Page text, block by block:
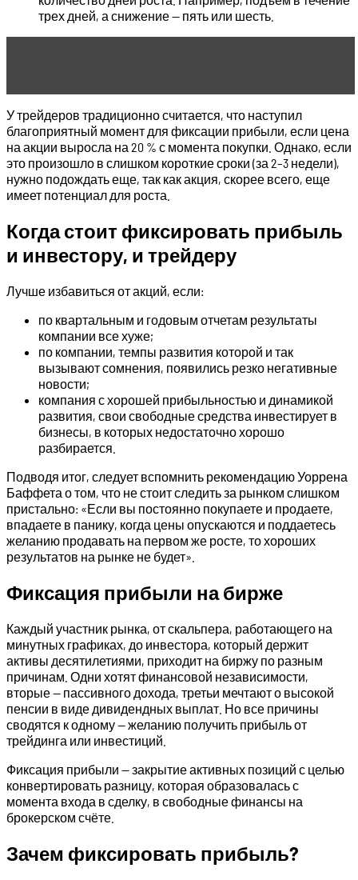
трех дней, а снижение — пять или шесть.
У трейдеров традиционно считается, что наступил
благоприятный момент для фиксации прибыли, если цена
на акции выросла на 20 % с момента покупки. Однако, если
это произошло в слишком короткие сроки (за 2–3 недели),
нужно подождать еще, так как акция, скорее всего, еще
имеет потенциал для роста.
Когда стоит фиксировать прибыль
и инвестору, и трейдеру
Лучше избавиться от акций, если:
по квартальным и годовым отчетам результаты
компании все хуже;
по компании, темпы развития которой и так
вызывают сомнения, появились резко негативные
новости;
компания с хорошей прибыльностью и динамикой
развития, свои свободные средства инвестирует в
бизнесы, в которых недостаточно хорошо
разбирается.
Подводя итог, следует вспомнить рекомендацию Уоррена
Баффета о том, что не стоит следить за рынком слишком
пристально: «Если вы постоянно покупаете и продаете,
впадаете в панику, когда цены опускаются и поддаетесь
желанию продавать на первом же росте, то хороших
результатов на рынке не будет».
Фиксация прибыли на бирже
Каждый участник рынка, от скальпера, работающего на
минутных графиках, до инвестора, который держит
активы десятилетиями, приходит на биржу по разным
причинам. Одни хотят финансовой независимости,
вторые — пассивного дохода, третьи мечтают о высокой
пенсии в виде дивидендных выплат. Но все причины
сводятся к одному — желанию получить прибыль от
трейдинга или инвестиций.
Фиксация прибыли — закрытие активных позиций с целью
конвертировать разницу, которая образовалась с
момента входа в сделку, в свободные финансы на
брокерском счёте.
Зачем фиксировать прибыль?